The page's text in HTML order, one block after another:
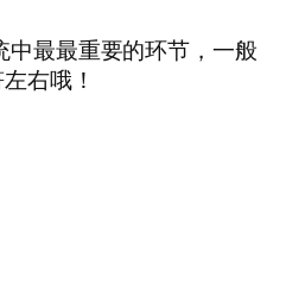
中最最重要的环节，一般
右哦！